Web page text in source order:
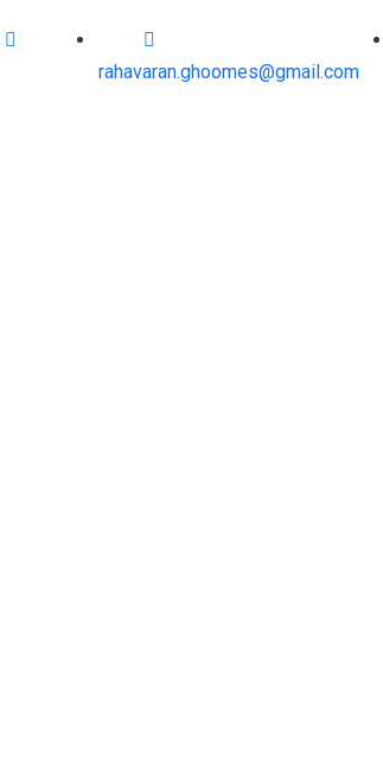
rahavaran.ghoomes@gmail.com